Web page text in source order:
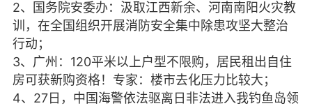
每次200金币 点击购买
师
脂
卡卡动能素
皇斯普拉雅
建术
DRYY面膜 微晶溶斑术
2、国务院安委办：汲取江西新余、河南南阳火灾教
训，在全国组织开展消防安全集中除患攻坚大整治
行动；
3、广州：120平米以上户型不限购，居民租出自住
房可获新购资格！专家：楼市去化压力比较大；
4、27日，中国海警依法驱离日非法进入我钓鱼岛领